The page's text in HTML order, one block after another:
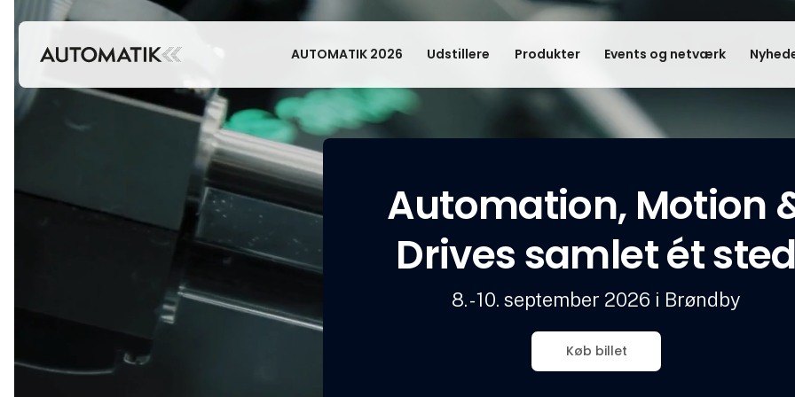
AUTOMATIK 2026 Udstillere Produkter Events og netværk
Automation, Motion
Drives samlet ét sted
8. - 10. september 2026 i Brøndby
Køb billet